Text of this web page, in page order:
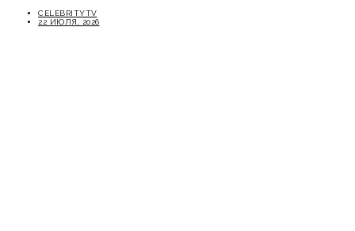
CELEBRITYTV
22 ИЮЛЯ, 2026